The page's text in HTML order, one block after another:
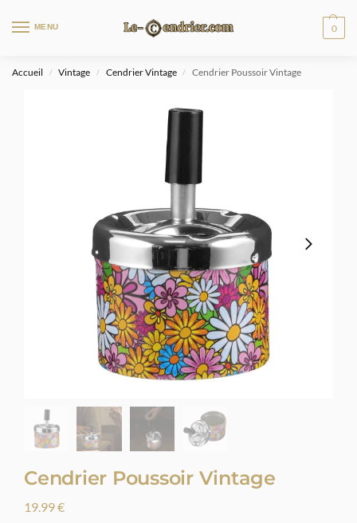
MENU 0
Accueil / Vintage / Cendrier Vintage / Cendrier Poussoir Vintage
Cendrier Poussoir Vintage
19.99€